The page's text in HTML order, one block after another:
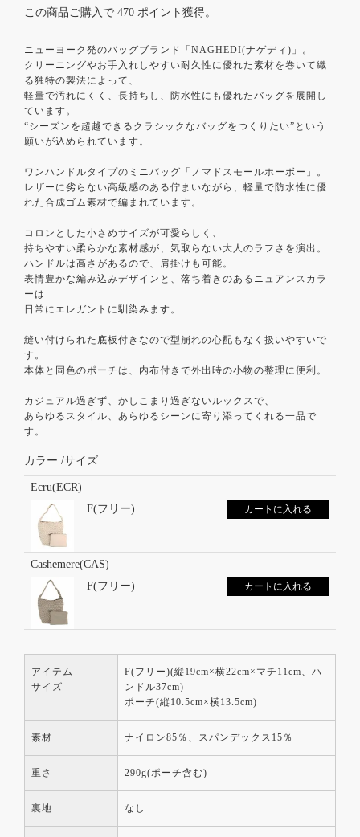
この商品ご購入で 470 ポイント獲得。
ニューヨーク発のバッグブランド「NAGHEDI(ナゲディ)」。
クリーニングやお手入れしやすい耐久性に優れた素材を巻いて織
る独特の製法によって、
軽量で汚れにくく、長持ちし、防水性にも優れたバッグを展開し
ています。
“シーズンを超越できるクラシックなバッグをつくりたい”という
願いが込められています。
ワンハンドルタイプのミニバッグ「ノマドスモールホーボー」。
レザーに劣らない高級感のある佇まいながら、軽量で防水性に優
れた合成ゴム素材で編まれています。
コロンとした小さめサイズが可愛らしく、
持ちやすい柔らかな素材感が、気取らない大人のラフさを演出。
ハンドルは高さがあるので、肩掛けも可能。
表情豊かな編み込みデザインと、落ち着きのあるニュアンスカラ
ーは
日常にエレガントに馴染みます。
縫い付けられた底板付きなので型崩れの心配もなく扱いやすいで
す。
本体と同色のポーチは、内布付きで外出時の小物の整理に便利。
カジュアル過ぎず、かしこまり過ぎないルックスで、
あらゆるスタイル、あらゆるシーンに寄り添ってくれる一品で
す。
カラー サイズ
Ecru(ECR)
F(フリー)
カートに入れる
Cashemere(CAS)
F(フリー)
カートに入れる
アイテム
サイズ
F(フリー)(縦19cm×横22cm×マチ11cm、ハ
ンドル37cm)
ポーチ(縦10.5cm×横13.5cm)
素材 ナイロン85％、スパンデックス15％
重さ 290g(ポーチ含む)
裏地 なし